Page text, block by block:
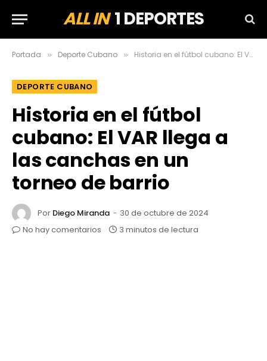
ALL IN1 DEPORTES
Portada » Deporte Cubano » Historia en el fútbol cubano: El VAR llega a las canchas en un torneo de barrio
DEPORTE CUBANO
Historia en el fútbol
cubano: El VAR llega a
las canchas en un
torneo de barrio
Por Diego Miranda
30 de octubre de 2024
No hay comentarios
3 minutos de lectura